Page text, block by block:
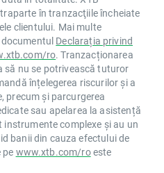
în tranzacţiile încheiate
clientului. Mai multe
Declarația privind
ro. Tranzacționarea
să nu se potrivească tuturor
înțelegerea riscurilor și a
precum și parcurgerea
sau apelarea la asistență
complexe și au un
banii din cauza efectului de
pe www.xtb.com/roeste